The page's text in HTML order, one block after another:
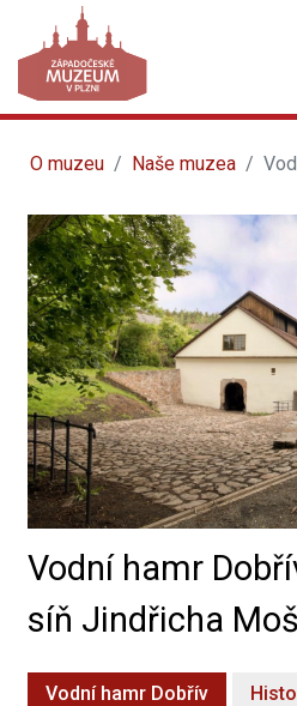
O muzeu Naše muzea
Vodní hamr
síň Jindřicha
Vodní hamr Dobřív